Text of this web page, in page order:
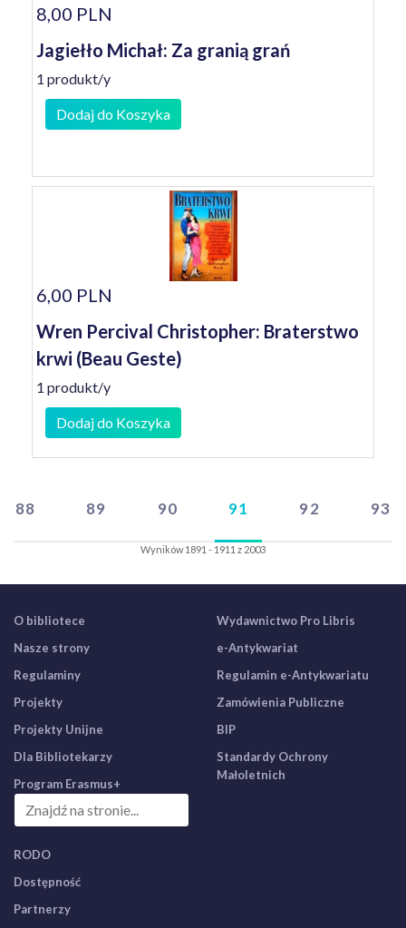
8,00 PLN
Jagiełło Michał: Za granią grań
1 produkt/y
Dodaj do Koszyka
6,00 PLN
Wren Percival Christopher: Braterstwo
krwi (Beau Geste)
1 produkt/y
Dodaj do Koszyka
88 89 90 91 92 93
Wyników 1891 - 1911 z 2003
O bibliotece
Nasze strony
Regulaminy
Projekty
Projekty Unijne
Dla Bibliotekarzy
Program Erasmus+
Wydawnictwo Pro Libris
e-Antykwariat
Regulamin e-Antykwariatu
Zamówienia Publiczne
BIP
Standardy Ochrony
Małoletnich
RODO
Dostępność
Partnerzy